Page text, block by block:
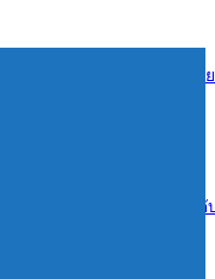
น้ำใส จ.ร้อยเอ็ด หนุนคนไทย
& Wellness “RSPC”ยกระ